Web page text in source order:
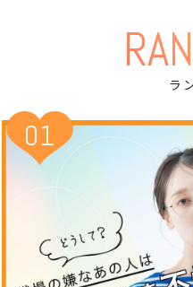
#毒親
#受験
#自信がない
#スマホチェック
#役割期待
#過
#ワークエンゲイ
#夫婦
#うつ・抑
ラ
01